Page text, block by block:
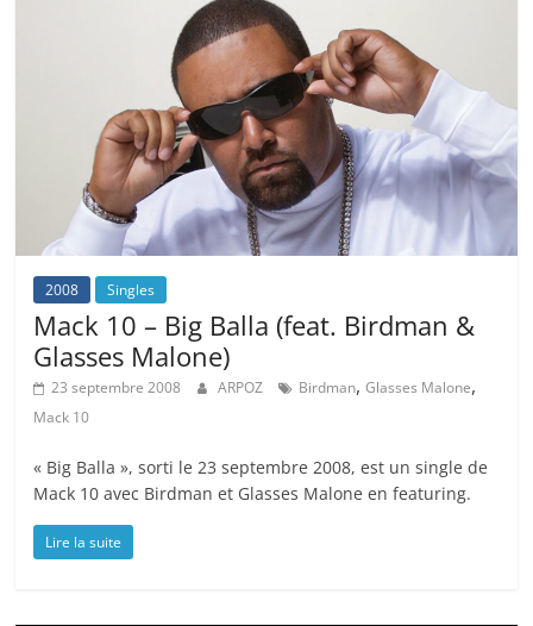
2008 Singles
Mack 10 – Big Balla (feat. Birdman &
Glasses Malone)
23 septembre 2008 ARPOZ Birdman,Glasses Malone,
Mack 10
« Big Balla », sorti le 23 septembre 2008, est un single de
Mack 10 avec Birdman et Glasses Malone en featuring.
Lire la suite